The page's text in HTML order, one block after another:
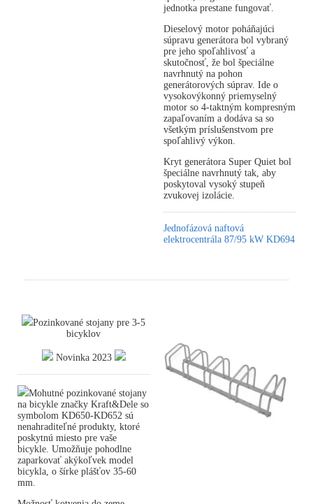
jednotka prestane fungovať.
Dieselový motor poháňajúci
súpravu generátora bol vybraný
pre jeho spoľahlivosť a
skutočnosť, že bol špeciálne
navrhnutý na pohon
generátorových súprav. Ide o
vysokovýkonný priemyselný
motor so 4-taktným kompresným
zapaľovaním a dodáva sa so
všetkým príslušenstvom pre
spoľahlivý výkon.
Kryt generátora Super Quiet bol
špeciálne navrhnutý tak, aby
poskytoval vysoký stupeň
zvukovej izolácie.
Jednofázová naftová
elektrocentrála 87/95 kW KD694
Pozinkované stojany pre 3-5
bicyklov
Novinka 2023
Mohutné pozinkované stojany
na bicykle značky Kraft&Dele so
symbolom KD650-KD652 sú
nenahraditeľné produkty, ktoré
poskytnú miesto pre vaše
bicykle. Umožňuje pohodlne
zaparkovať akýkoľvek model
bicykla, o šírke plášťov 35-60
mm.